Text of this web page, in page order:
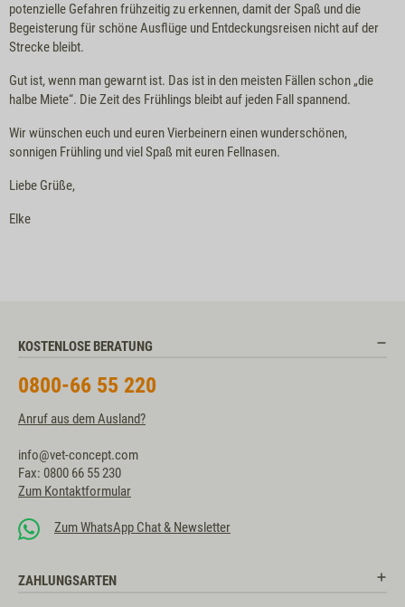
potenzielle Gefahren frühzeitig zu erkennen, damit der Spaß und die
Begeisterung für schöne Ausflüge und Entdeckungsreisen nicht auf der
Strecke bleibt.
Gut ist, wenn man gewarnt ist. Das ist in den meisten Fällen schon „die
halbe Miete“. Die Zeit des Frühlings bleibt auf jeden Fall spannend.
Wir wünschen euch und euren Vierbeinern einen wunderschönen,
sonnigen Frühling und viel Spaß mit euren Fellnasen.
Liebe Grüße,
Elke
KOSTENLOSE BERATUNG
0800-66 55 220
Anruf aus dem Ausland?
info@vet-concept.com
Fax: 0800 66 55 230
Zum Kontaktformular
Zum WhatsApp Chat & Newsletter
ZAHLUNGSARTEN